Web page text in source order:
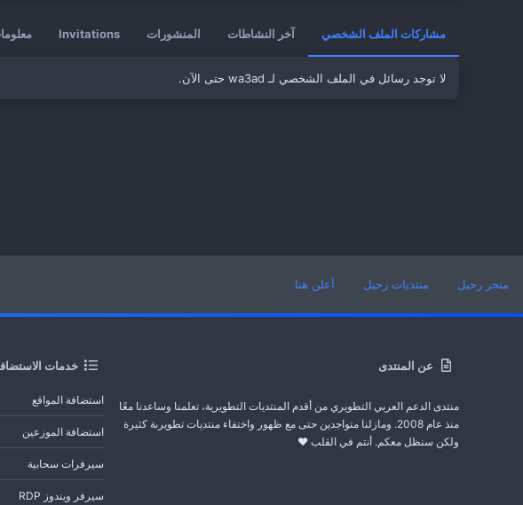
مشاركات الملف الشخصي آخر النشاطات المنشورات Invitations
لا توجد رسائل في الملف الشخصي لـ wa3ad حتى الآن.
عن المنتدى
منتدى الدعم العربي التطويري من أقدم المنتديات التطويرية، تعلمنا وساعدنا معًا
منذ عام 2008. ومازلنا متواجدين حتى مع ظهور واختفاء منتديات تطويرىة كثيرة
ولكن سنظل معكم. أنتم في القلب ❤️
خدمات
استضافة المواقع
استضافة الموزعين
سيرفرات سحابية
سيرفر ويندوز RDP
متجر رحيل منتديات رحيل أعلن هنا